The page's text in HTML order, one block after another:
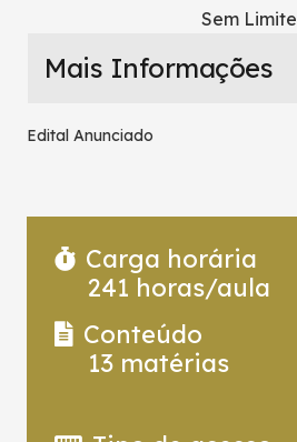
Sem Limite
Mais Informações
Edital Anunciado
Carga horária
241 horas/aula
Conteúdo
13 matérias